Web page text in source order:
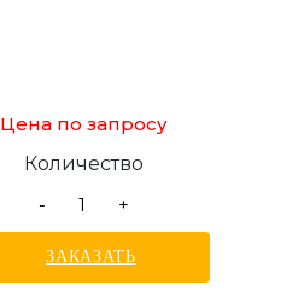
Цена по запросу
Количество
-
+
ЗАКАЗАТЬ